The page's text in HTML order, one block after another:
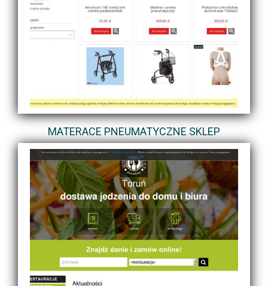
MATERACE PNEUMATYCZNE SKLEP